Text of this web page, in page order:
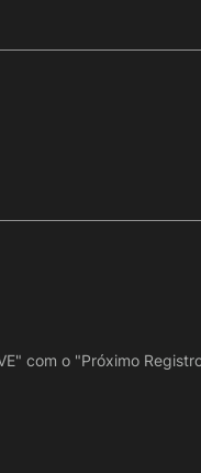
sei qual banco esta
a função
sei qual banco esta
a função
com o "Próximo